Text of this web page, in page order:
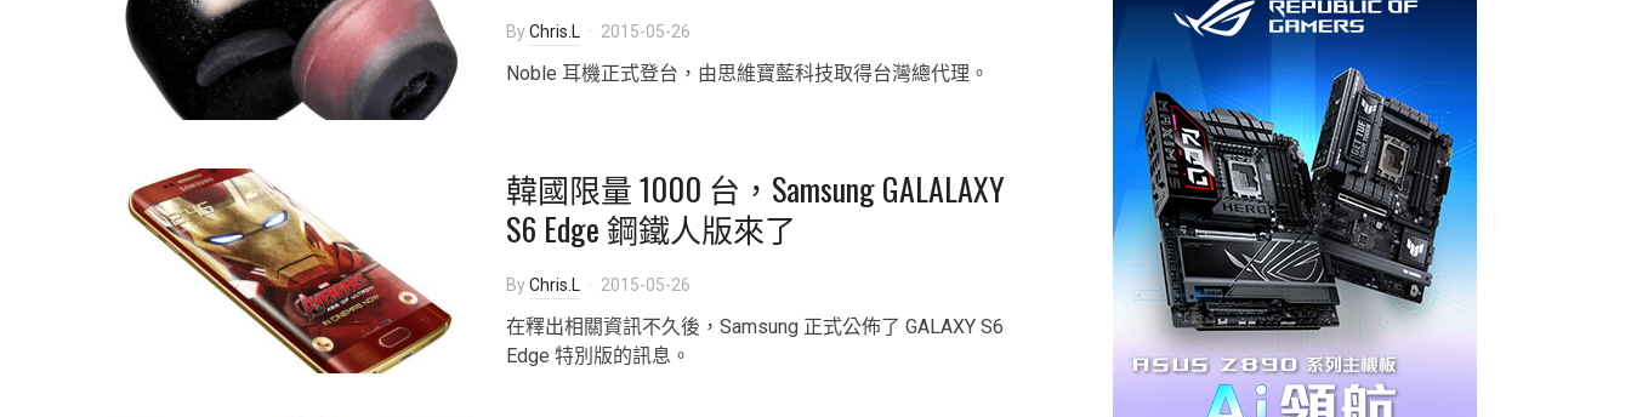
ByChris.L 2015-05-26
Noble 耳機正式登台，由思維寶藍科技取得台灣總代理。
韓國限量 1000 台，Samsung GALALAXY
S6 Edge 鋼鐵人版來了
ByChris.L 2015-05-26
在釋出相關資訊不久後，Samsung 正式公佈了 GALAXY S6
Edge 特別版的訊息。